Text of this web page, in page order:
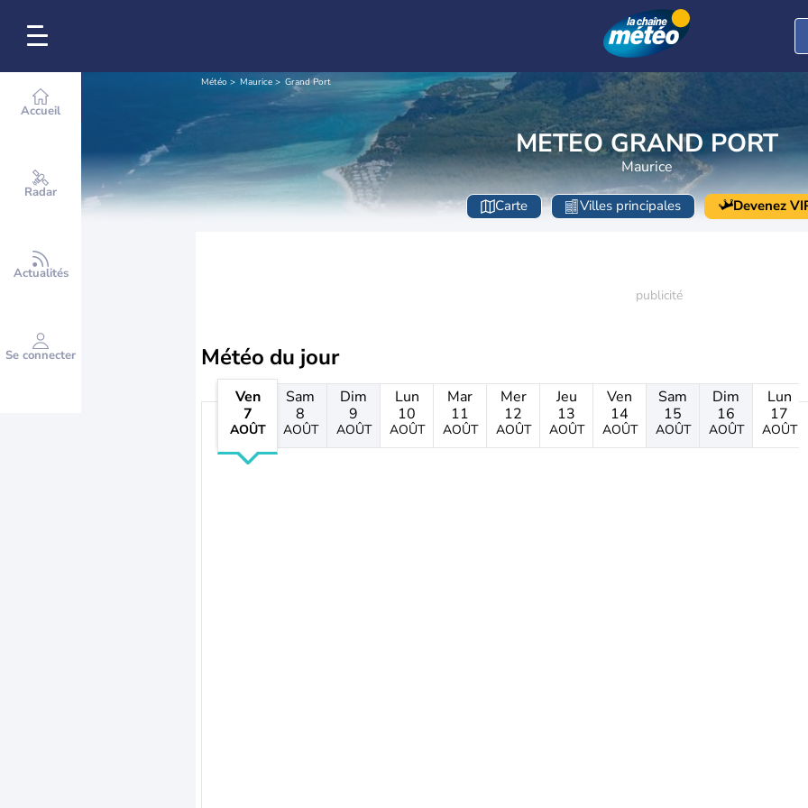
Accueil
Radar
Actualités
Se connecter
Météo Maurice Grand Port
METEO GRAND PORT
Maurice
Carte Villes principales Devenez
Météo du jour
Ven
7
AOÛT
Sam
8
AOÛT
Dim
9
AOÛT
Lun
10
AOÛT
Mar
11
AOÛT
Mer
12
AOÛT
Jeu
13
AOÛT
Ven
14
AOÛT
Sam
15
AOÛT
Dim
16
AOÛT
Lun
17
AOÛT